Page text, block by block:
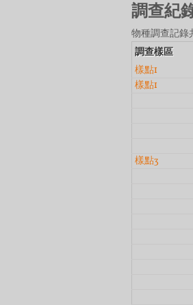
調查紀
物種調查記錄
調查樣區
樣點1
樣點1
樣點3